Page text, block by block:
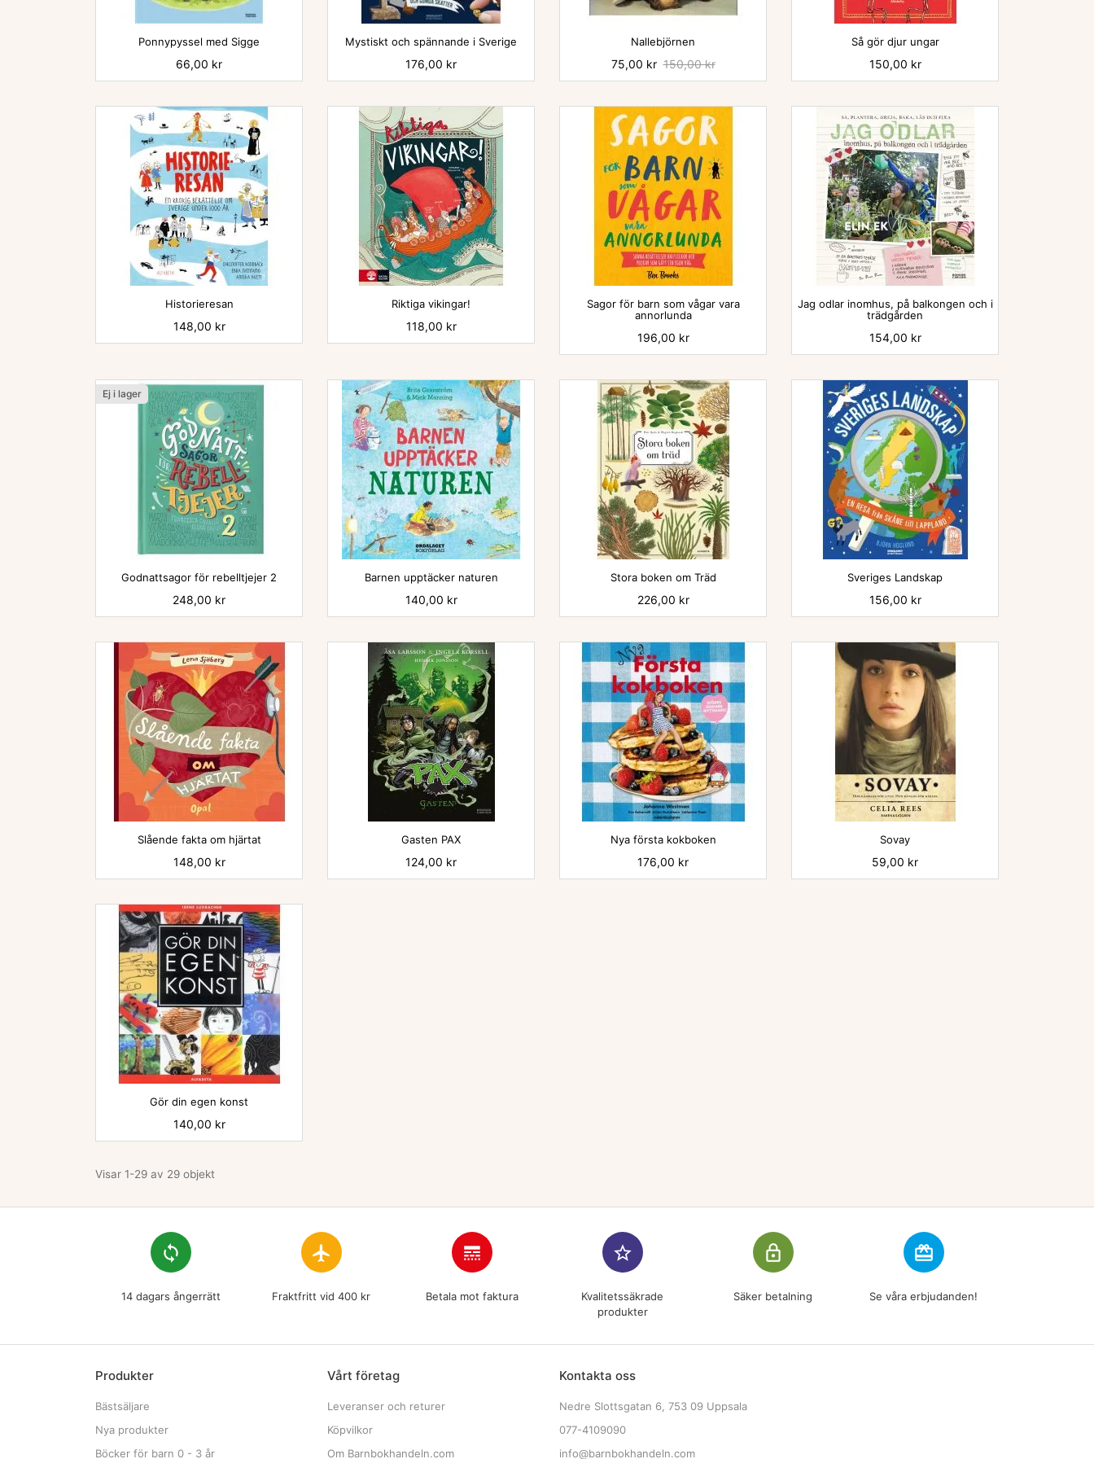

Ponnypyssel med Sigge
Pris
66,00 kr

Mystiskt och spännande i Sverige
Pris
176,00 kr

Nallebjörnen
Pris
75,00 kr Baspris
150,00 kr

Så gör djur ungar
Pris
150,00 kr

Historieresan
Pris
148,00 kr

Riktiga vikingar!
Pris
118,00 kr
Sagor för barn som vågar vara
annorlunda
Pris
196,00 kr
Jag odlar inomhus, på balkongen och i
trädgården
Pris
154,00 kr
Ej i lager
Godnattsagor för rebelltjejer 2
Pris
248,00 kr

Barnen upptäcker naturen
Pris
140,00 kr

Stora boken om Träd
Pris
226,00 kr

Sveriges Landskap
Pris
156,00 kr

Slående fakta om hjärtat
Pris
148,00 kr

Gasten PAX
Pris
124,00 kr

Nya första kokboken
Pris
176,00 kr
Sovay
Pris
59,00 kr
Gör din egen konst
Pris
140,00 kr
Visar 1-29 av 29 objekt
loop
14 dagars ångerrätt
flight
Fraktfritt vid 400 kr
line_style
Betala mot faktura
star_border
Kvalitetssäkrade
produkter
lock_outline
Säker betalning
redeem
Se våra erbjudanden!
Produkter
Bästsäljare
Nya produkter
Böcker för barn 0 - 3 år
Vårt företag
Leveranser och returer
Köpvilkor
Om Barnbokhandeln.com
Kontakta oss
Nedre Slottsgatan 6, 753 09 Uppsala
077-4109090
info@barnbokhandeln.com